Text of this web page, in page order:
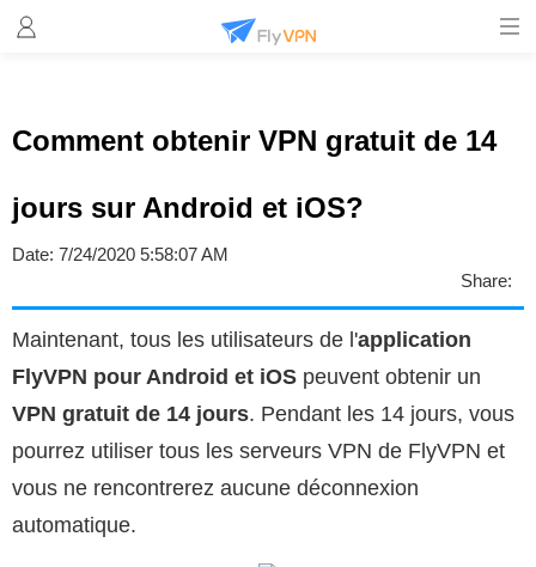
Comment obtenir VPN gratuit de 14
jours sur Android et iOS?
Date: 7/24/2020 5:58:07 AM
Share:
Maintenant, tous les utilisateurs de l'application
FlyVPN pour Android et iOS peuvent obtenir un
VPN gratuit de 14 jours. Pendant les 14 jours, vous
pourrez utiliser tous les serveurs VPN de FlyVPN et
vous ne rencontrerez aucune déconnexion
automatique.